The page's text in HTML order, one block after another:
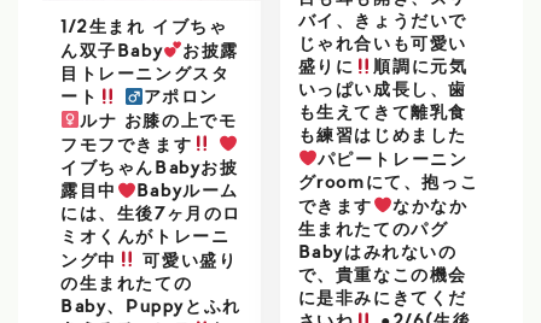
1/2生まれ イブちゃ
ん双子Baby
お披露
目トレーニングスタ
ート
アポロン
ルナ お膝の上でモ
フモフできます
イブちゃんBabyお披
露目中
Babyルーム
には、生後7ヶ月のロ
ミオくんがトレーニ
ング中
可愛い盛り
の生まれたての
Baby、Puppyとふれ
バイ、きょうだいで
じゃれ合いも可愛い
盛りに
順調に元気
いっぱい成長し、歯
も生えてきて離乳食
も練習はじめました
パピートレーニン
グroomにて、抱っこ
できます
なかなか
生まれたてのパグ
Babyはみれないの
で、貴重なこの機会
に是非みにきてくだ